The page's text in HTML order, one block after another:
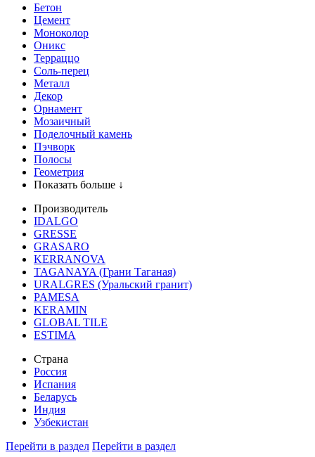
Бетон
Цемент
Моноколор
Оникс
Терраццо
Соль-перец
Металл
Декор
Орнамент
Мозаичный
Поделочный камень
Пэчворк
Полосы
Геометрия
Показать больше ↓
Производитель
IDALGO
GRESSE
GRASARO
KERRANOVA
TAGANAYA (Грани Таганая)
URALGRES (Уральский гранит)
PAMESA
KERAMIN
GLOBAL TILE
ESTIMA
Страна
Россия
Испания
Беларусь
Индия
Узбекистан
Перейти в раздел Перейти в раздел